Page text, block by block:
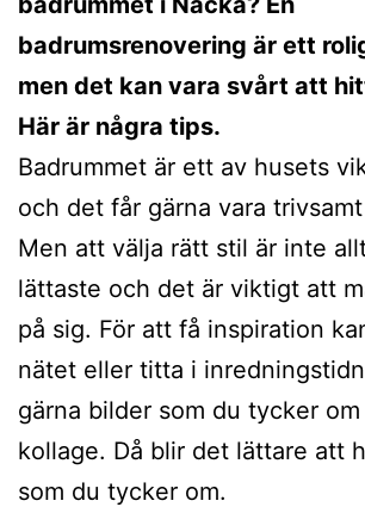
badrumsrenovering är ett
men det kan vara svårt att
Här är några tips.
Badrummet är ett av husets
och det får gärna vara
Men att välja rätt stil är inte
lättaste och det är viktigt att
på sig. För att få inspiration
nätet eller titta i
gärna bilder som du tycker
kollage. Då blir det lättare att
som du tycker om.